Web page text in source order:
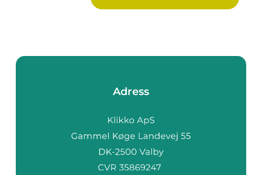
Adress